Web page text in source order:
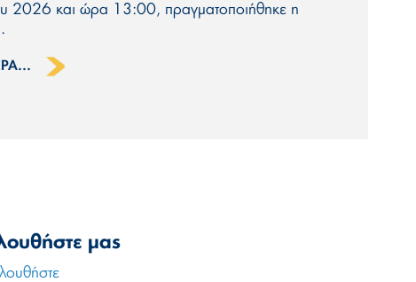
2026 και ώρα 13:00, πραγματοποιήθηκε η
μας